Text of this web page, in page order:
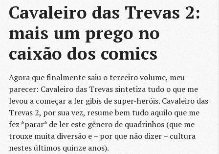
Cavaleiro das Trevas 2:
mais um prego no
caixão dos comics
Agora que finalmente saiu o terceiro volume, meu
parecer: Cavaleiro das Trevas sintetiza tudo o que me
levou a começar a ler gibis de super-heróis. Cavaleiro das
Trevas 2, por sua vez, resume bem tudo aquilo que me
fez *parar* de ler este gênero de quadrinhos (que me
trouxe muita diversão e – por que não dizer – cultura
nestes últimos quinze anos).